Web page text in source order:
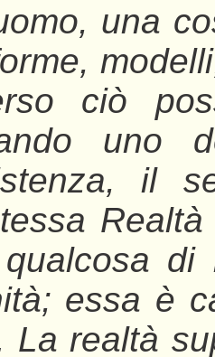
una
ciò
uno
il
di
essa è
La realtà